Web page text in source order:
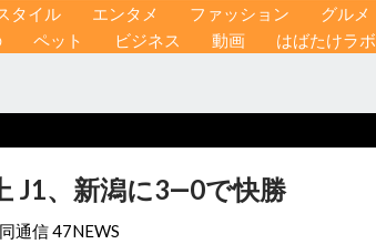
タイル エンタメ ファッション グルメ
ペット ビジネス 動画 はばたけラボ
J1、新潟に3―0で快勝
通信 47NEWS